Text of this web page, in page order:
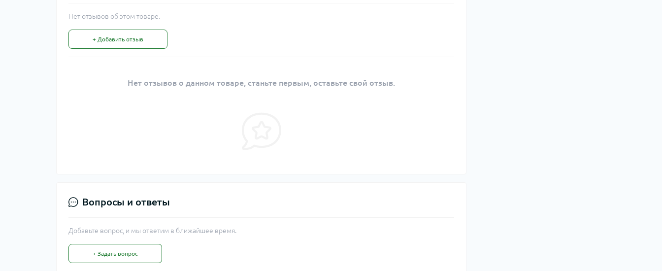
Нет отзывов об этом товаре.
+ Добавить отзыв
Нет отзывов о данном товаре, станьте первым, оставьте свой отзыв.
Вопросы и ответы
Добавьте вопрос, и мы ответим в ближайшее время.
+ Задать вопрос